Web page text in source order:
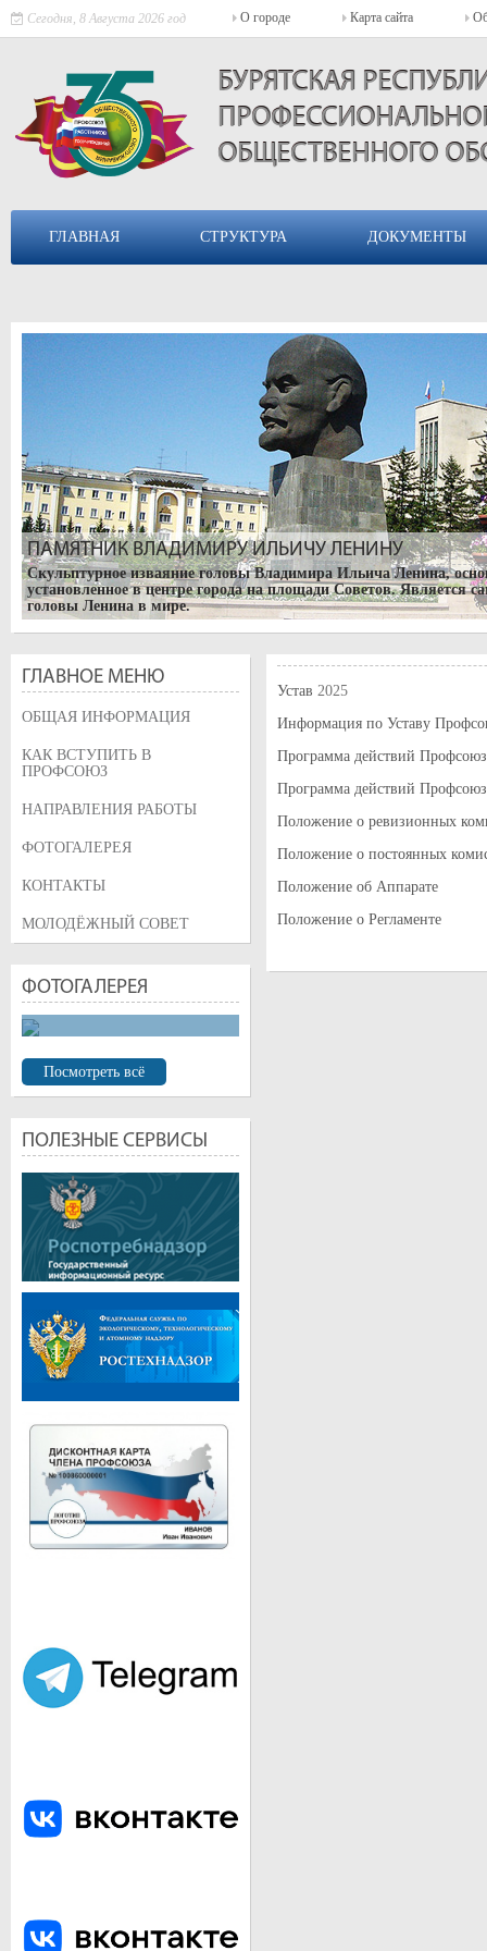
Сегодня, 8 Августа 2026 год О городе Карта сайта
БУРЯТСКАЯ
ОБЩЕСТВЕННОГО
ГЛАВНАЯ СТРУКТУРА ДОКУМЕНТЫ
ПАМЯТНИК ВЛАДИМИРУ ИЛЬИЧУ ЛЕНИНУ
Скульптурное изваяние головы Владимира Ильича Ленина,
установленное в центре города на площади Советов. Является
головы Ленина в мире.
Музыкальный театр в г. Улан-Удэ. Открыт в 1939 году.
УЛАН-УДЭ. БУРЯТСКИЙ АРБАТ
Изначально, улица называлась Трактовая, так как по ней
была переименована в его честь, и на ней горожане высадили
ГОСТИННЫЕ РЯДЫ. АРХИТЕКТОР А. И. ЛОСЕВ
Площадь Революции первая площадь Улан-Удэ, одна из
площадь старого Верхнеудинска.
ГЛАВНОЕ МЕНЮ
ОБЩАЯ ИНФОРМАЦИЯ
КАК ВСТУПИТЬ В
ПРОФСОЮЗ
НАПРАВЛЕНИЯ РАБОТЫ
ФОТОГАЛЕРЕЯ
КОНТАКТЫ
МОЛОДЁЖНЫЙ СОВЕТ
ФОТОГАЛЕРЕЯ
Посмотреть всё
ПОЛЕЗНЫЕ СЕРВИСЫ
Устав 2025
Информация по Уставу
Программа действий
Программа действий
Положение о ревизионных
Положение о постоянных
Положение об Аппарате
Положение о Регламенте